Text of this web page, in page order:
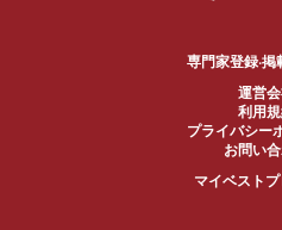
専門家登録·
運営
利用
プライバシー
お問い
マイベスト